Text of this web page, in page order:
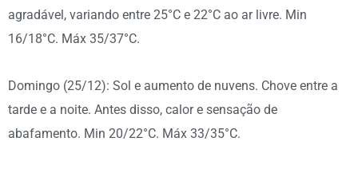
agradável, variando entre 25°C e 22°C ao ar livre. Min
16/18°C. Máx 35/37°C.
Domingo (25/12): Sol e aumento de nuvens. Chove entre a
tarde e a noite. Antes disso, calor e sensação de
abafamento. Min 20/22°C. Máx 33/35°C.